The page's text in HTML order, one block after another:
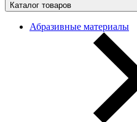
Каталог товаров
Абразивные материалы